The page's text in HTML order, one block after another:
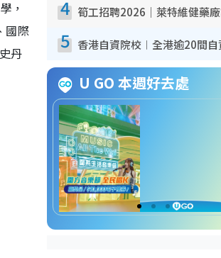
，
國際
丹
4
5
U GO 本週好去處